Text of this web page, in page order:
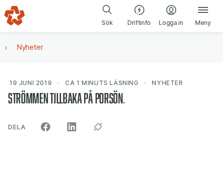
Gå till navigering
Gå till innehåll
Sök Driftinfo Logga in(öppnas i ny
Meny
Nyheter
19 JUNI 2019 CA 1 MINUTS LÄSNING NYHETER
Strömmen tillbaka på Porsön
DELA ARTIKELN PÅ SOCIALA MEDIER"